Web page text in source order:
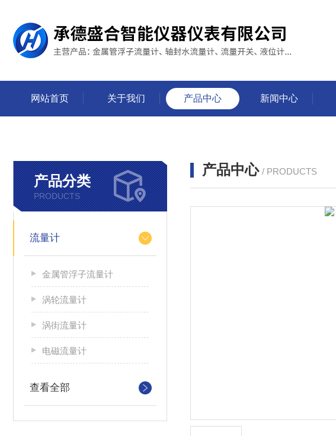
网站首页 关于我们 产品中心 新闻中心
产品分类
PRODUCTS
流量计
金属管浮子流量计
涡轮流量计
涡街流量计
电磁流量计
查看全部
产品中心 / PRODUCTS